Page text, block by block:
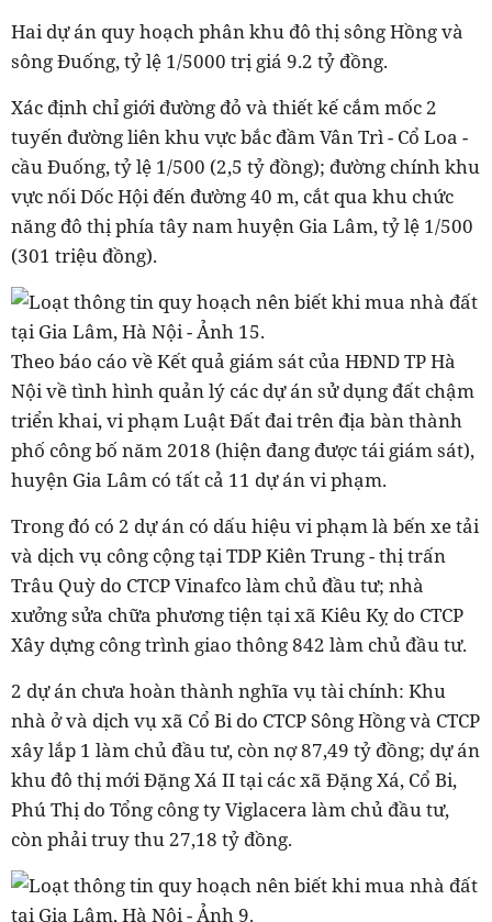
Hai dự án quy hoạch phân khu đô thị sông Hồng và
sông Đuống, tỷ lệ 1/5000 trị giá 9.2 tỷ đồng.
Xác định chỉ giới đường đỏ và thiết kế cắm mốc 2
tuyến đường liên khu vực bắc đầm Vân Trì - Cổ Loa -
cầu Đuống, tỷ lệ 1/500 (2,5 tỷ đồng); đường chính khu
vực nối Dốc Hội đến đường 40 m, cắt qua khu chức
năng đô thị phía tây nam huyện Gia Lâm, tỷ lệ 1/500
(301 triệu đồng).
Theo báo cáo về Kết quả giám sát của HĐND TP Hà
Nội về tình hình quản lý các dự án sử dụng đất chậm
triển khai, vi phạm Luật Đất đai trên địa bàn thành
phố công bố năm 2018 (hiện đang được tái giám sát),
huyện Gia Lâm có tất cả 11 dự án vi phạm.
Trong đó có 2 dự án có dấu hiệu vi phạm là bến xe tải
và dịch vụ công cộng tạiTDP Kiên Trung - thị trấn
Trâu Quỳ do CTCP Vinafco làm chủ đầu tư; nhà
xưởng sửa chữa phương tiện tại xã Kiêu Kỵ do CTCP
Xây dựng công trình giao thông 842 làm chủ đầu tư.
2 dự án chưa hoàn thành nghĩa vụ tài chính: Khu
nhà ở và dịch vụ xã Cổ Bi do CTCP Sông Hồng và CTCP
xây lắp 1 làm chủ đầu tư, còn nợ 87,49 tỷ đồng; dự án
khu đô thị mới Đặng Xá II tại các xã Đặng Xá, Cổ Bi,
Phú Thị do Tổng công ty Viglacera làm chủ đầu tư,
còn phải truy thu 27,18 tỷ đồng.